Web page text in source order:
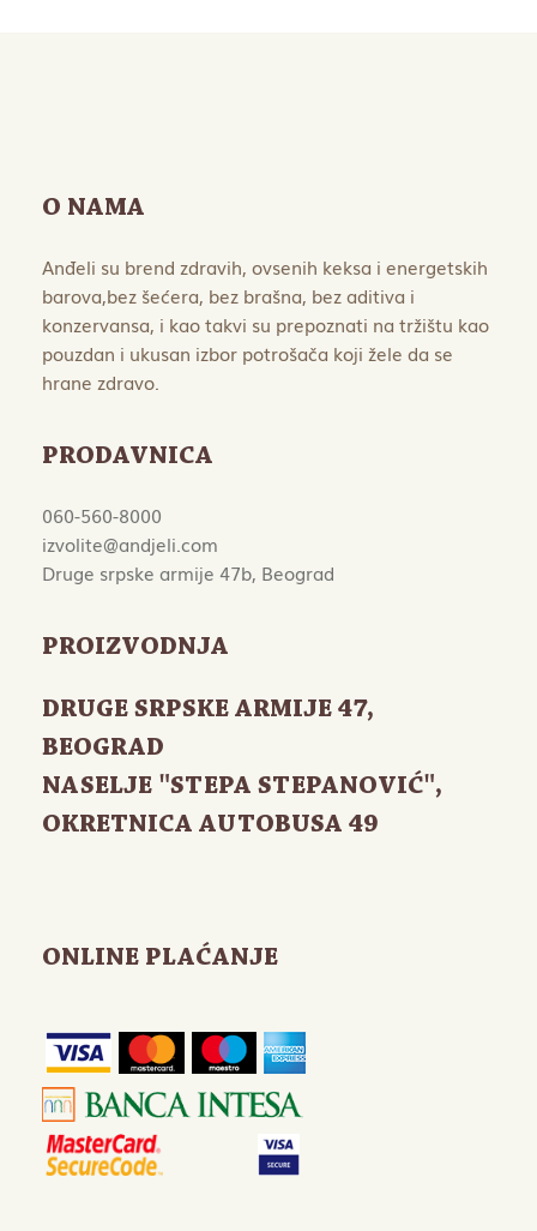
O NAMA
Anđeli su brend zdravih, ovsenih keksa i energetskih
barova,bez šećera, bez brašna, bez aditiva i
konzervansa, i kao takvi su prepoznati na tržištu kao
pouzdan i ukusan izbor potrošača koji žele da se
hrane zdravo.
PRODAVNICA
060-560-8000
izvolite@andjeli.com
Druge srpske armije 47b, Beograd
PROIZVODNJA
DRUGE SRPSKE ARMIJE 47,
BEOGRAD
NASELJE "STEPA STEPANOVIĆ",
OKRETNICA AUTOBUSA 49
ONLINE PLAĆANJE